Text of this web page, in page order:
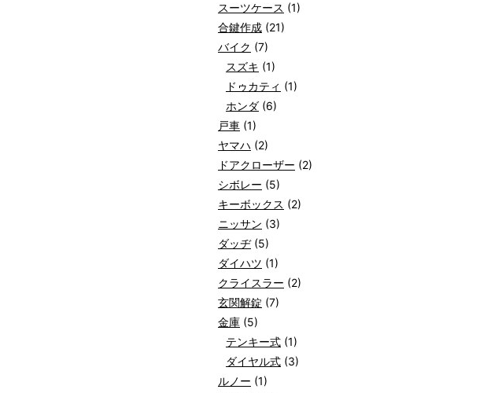
スーツケース (1)
合鍵作成 (21)
バイク (7)
スズキ (1)
ドゥカティ (1)
ホンダ (6)
戸車 (1)
ヤマハ (2)
ドアクローザー (2)
シボレー (5)
キーボックス (2)
ニッサン (3)
ダッヂ(5)
ダイハツ (1)
クライスラー (2)
玄関解錠 (7)
金庫 (5)
テンキー式 (1)
ダイヤル式 (3)
ルノー (1)